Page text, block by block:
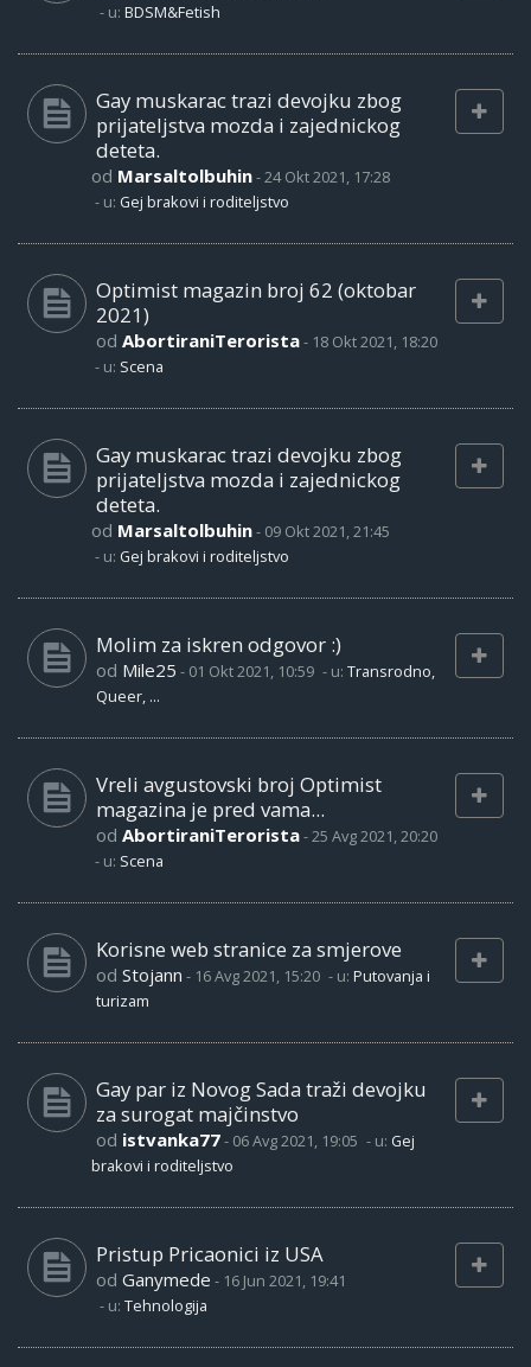
- u: BDSM&Fetish
Gay muskarac trazi devojku zbog
prijateljstva mozda i zajednickog
deteta.
od Marsaltolbuhin-24 Okt 2021, 17:28
- u: Gej brakovi i roditeljstvo
Optimist magazin broj 62 (oktobar
2021)
od AbortiraniTerorista- 18 Okt 2021, 18:20
- u: Scena
Gay muskarac trazi devojku zbog
prijateljstva mozda i zajednickog
deteta.
od Marsaltolbuhin- 09 Okt 2021, 21:45
- u: Gej brakovi i roditeljstvo
Molim za iskren odgovor :)
od Mile25 - 01 Okt 2021, 10:59 - u: Transrodno,
Queer, ...
Vreli avgustovski broj Optimist
magazina je pred vama...
od AbortiraniTerorista-25 Avg 2021, 20:20
- u: Scena
Korisne web stranice za smjerove
od Stojann - 16 Avg 2021, 15:20 - u: Putovanja i
turizam
Gay par iz Novog Sada traži devojku
za surogat majčinstvo
od istvanka77- 06 Avg 2021, 19:05 - u: Gej
brakovi i roditeljstvo
Pristup Pricaonici iz USA
od Ganymede - 16 Jun 2021, 19:41
- u: Tehnologija